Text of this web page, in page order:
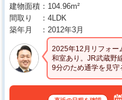
建物面積
104.96m²
間取り
4LDK
築年月
2012年3月
2025年12月リフォー
和室あり。JR武蔵野
9分のため通学を見
問合せ下さい。